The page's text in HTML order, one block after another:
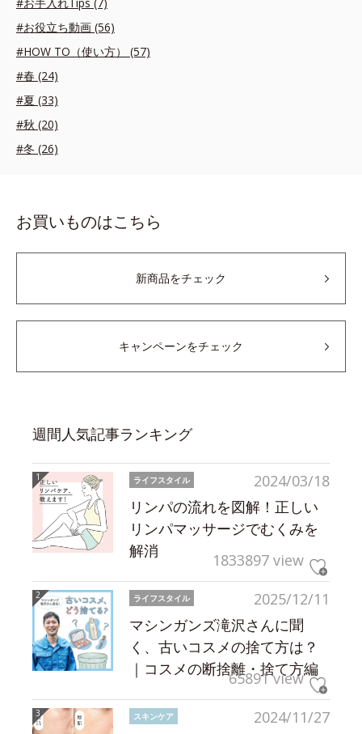
#お役立ち動画 (56)
#HOW TO（使い方） (57)
#春 (24)
#夏 (33)
#秋 (20)
#冬 (26)
お買いものはこちら
新商品をチェック
キャンペーンをチェック
週間人気記事ランキング
2024/03/18
ライフスタイル
リンパの流れを図解！正しい
リンパマッサージでむくみを
解消
1833897 view
2025/12/11
ライフスタイル
マシンガンズ滝沢さんに聞
く、古いコスメの捨て方は？
｜コスメの断捨離・捨て方編
65891 view
2024/11/27
スキンケア